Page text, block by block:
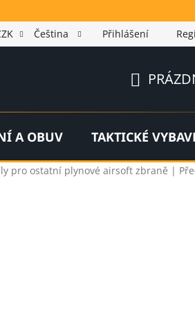
Čeština Přihlášení
KOŠÍK
A OBUV TAKTICKÉ
pro ostatní plynové airsoft zbraně |